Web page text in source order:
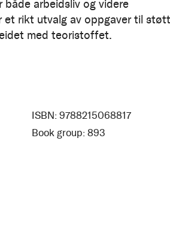
arbeidsliv og videre
et rikt utvalg av oppgaver til
med teoristoffet.
ISBN: 9788215068817
Book group: 893